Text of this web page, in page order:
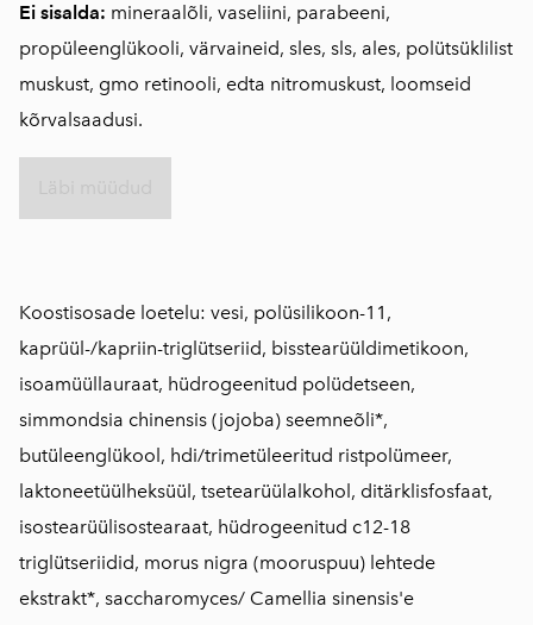
Koostisosade loetelu: vesi, polüsilikoon-11,
kaprüül-/kapriin-triglütseriid, bisstearüüldimetikoon,
isoamüüllauraat, hüdrogeenitud polüdetseen,
simmondsia chinensis (jojoba) seemneõli*,
butüleenglükool, hdi/trimetüleeritud ristpolümeer,
laktoneetüülheksüül, tsetearüülalkohol, ditärklisfosfaat,
isostearüülisostearaat, hüdrogeenitud c12-18
triglütseriidid, morus nigra (mooruspuu) lehtede
ekstrakt*, saccharomyces/ Camellia sinensis'e
Ei sisalda: mineraalõli, vaseliini, parabeeni,
propüleenglükooli, värvaineid, sles, sls, ales, polütsüklilist
muskust, gmo retinooli, edta nitromuskust, loomseid
kõrvalsaadusi.